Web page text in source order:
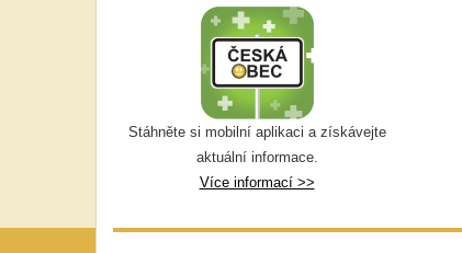
Stáhněte si mobilní aplikaci a získávejte
aktuální informace.
Více informací >>